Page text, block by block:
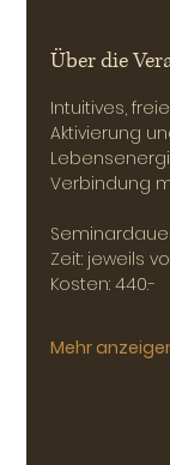
Über die
Intuitives,
Aktivierung
Verbindung
Zeit: jeweils
Kosten: 440.-
Mehr